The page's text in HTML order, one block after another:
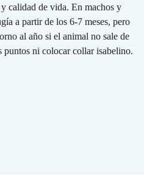
calidad de vida. En machos y
a partir de los 6-7 meses, pero
al año si el animal no sale de
puntos ni colocar collar isabelino.